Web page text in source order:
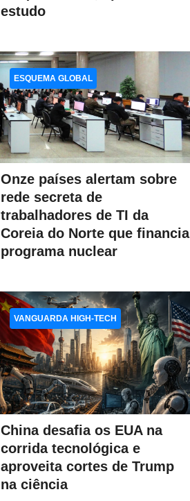
estudo
Onze países alertam sobre
rede secreta de
trabalhadores de TI da
Coreia do Norte que financia
programa nuclear
ESQUEMA GLOBAL
China desafia os EUA na
corrida tecnológica e
aproveita cortes de Trump
na ciência
VANGUARDA HIGH-TECH